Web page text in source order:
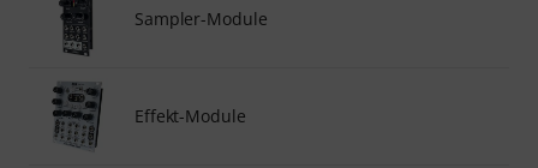
Sampler-Module
Effekt-Module